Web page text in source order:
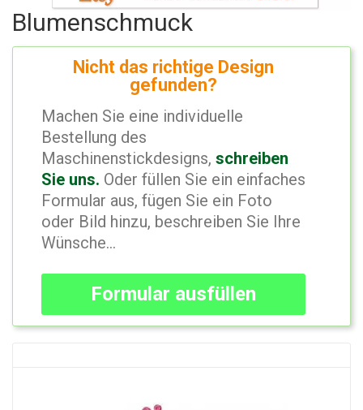
Blumenschmuck
Nicht das richtige Design
gefunden?
Machen Sie eine individuelle
Bestellung des
Maschinenstickdesigns, schreiben
Sie uns. Oder füllen Sie ein einfaches
Formular aus, fügen Sie ein Foto
oder Bild hinzu, beschreiben Sie Ihre
Wünsche...
Formular ausfüllen